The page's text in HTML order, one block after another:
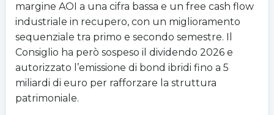
margine AOI a una cifra bassa e un free cash flow
industriale in recupero, con un miglioramento
sequenziale tra primo e secondo semestre. Il
Consiglio ha però sospeso il dividendo 2026 e
autorizzato l’emissione di bond ibridi fino a 5
miliardi di euro per rafforzare la struttura
patrimoniale.